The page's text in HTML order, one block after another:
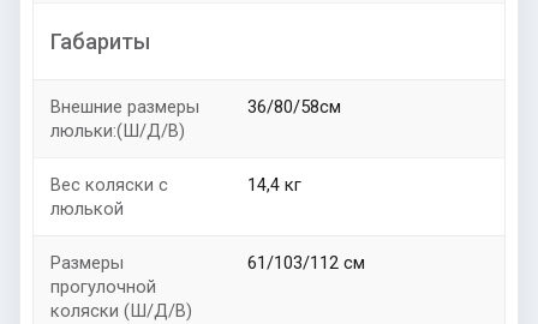
Габариты
Внешние размеры
люльки:(Ш/Д/В)
36/80/58см
Вес коляски с
люлькой
14,4 кг
Размеры
прогулочной
коляски (Ш/Д/В)
61/103/112 см